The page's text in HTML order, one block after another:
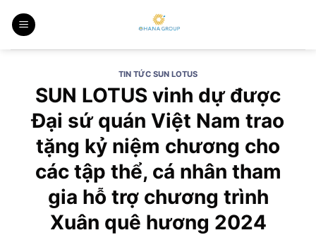
TIN TỨC SUN LOTUS
SUN LOTUS vinh dự được
Đại sứ quán Việt Nam trao
tặng kỷ niệm chương cho
các tập thể, cá nhân tham
gia hỗ trợ chương trình
Xuân quê hương 2024